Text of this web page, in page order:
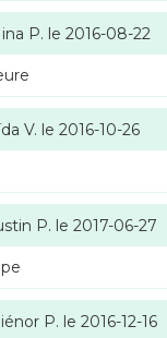
P. le 2016-08-22
V. le 2016-10-26
P. le 2017-06-27
P. le 2016-12-16